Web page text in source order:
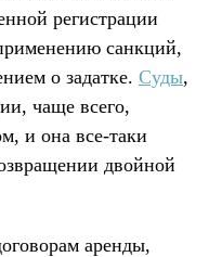
регистрации
санкций,
о задатке. Суды,
чаще всего,
и она все-таки
двойной
аренды,